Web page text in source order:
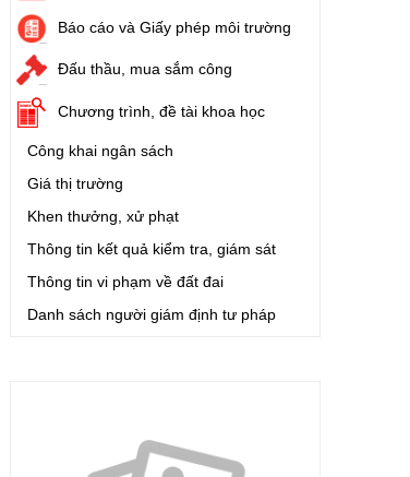
Báo cáo và Giấy phép môi trường
Đấu thầu, mua sắm công
Chương trình, đề tài khoa học
Công khai ngân sách
Giá thị trường
Khen thưởng, xử phạt
Thông tin kết quả kiểm tra, giám sát
Thông tin vi phạm về đất đai
Danh sách người giám định tư pháp